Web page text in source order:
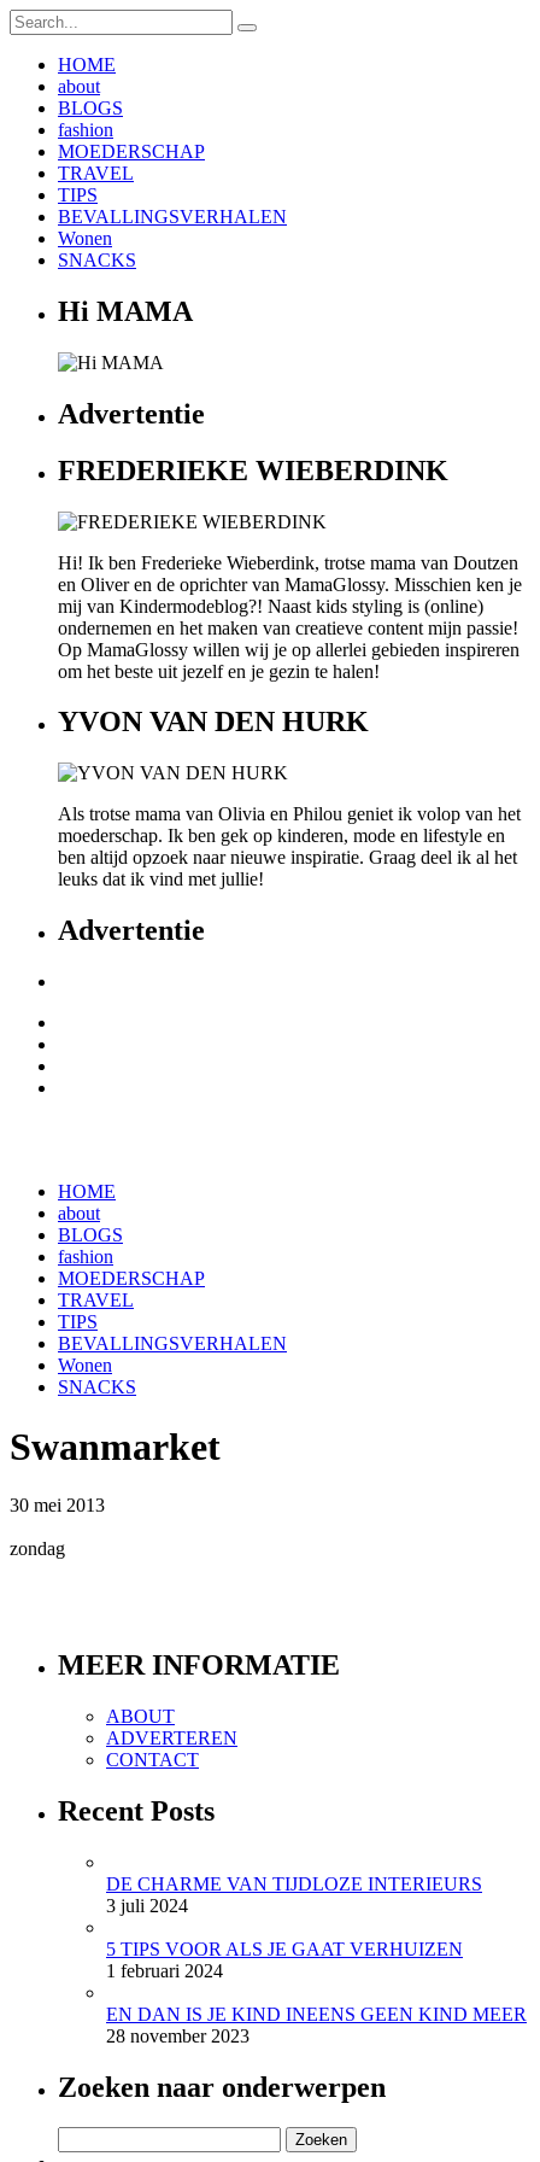
HOME
about
BLOGS
fashion
MOEDERSCHAP
TRAVEL
TIPS
BEVALLINGSVERHALEN
Wonen
SNACKS
Hi MAMA
Advertentie
FREDERIEKE WIEBERDINK
Hi! Ik ben Frederieke Wieberdink, trotse mama van Doutzen
en Oliver en de oprichter van MamaGlossy. Misschien ken je
mij van Kindermodeblog?! Naast kids styling is (online)
ondernemen en het maken van creatieve content mijn passie!
Op MamaGlossy willen wij je op allerlei gebieden inspireren
om het beste uit jezelf en je gezin te halen!
YVON VAN DEN HURK
Als trotse mama van Olivia en Philou geniet ik volop van het
moederschap. Ik ben gek op kinderen, mode en lifestyle en
ben altijd opzoek naar nieuwe inspiratie. Graag deel ik al het
leuks dat ik vind met jullie!
Advertentie
HOME
about
BLOGS
fashion
MOEDERSCHAP
TRAVEL
TIPS
BEVALLINGSVERHALEN
Wonen
SNACKS
Swanmarket
30 mei 2013
zondag
MEER INFORMATIE
ABOUT
ADVERTEREN
CONTACT
Recent Posts
DE CHARME VAN TIJDLOZE INTERIEURS
3 juli 2024
5 TIPS VOOR ALS JE GAAT VERHUIZEN
1 februari 2024
EN DAN IS JE KIND INEENS GEEN KIND MEER
28 november 2023
Zoeken naar onderwerpen